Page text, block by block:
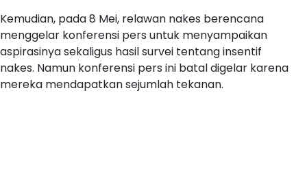
Kemudian, pada 8 Mei, relawan nakes berencana
menggelar konferensi pers untuk menyampaikan
aspirasinya sekaligus hasil survei tentang insentif
nakes. Namun konferensi pers ini batal digelar karena
mereka mendapatkan sejumlah tekanan.